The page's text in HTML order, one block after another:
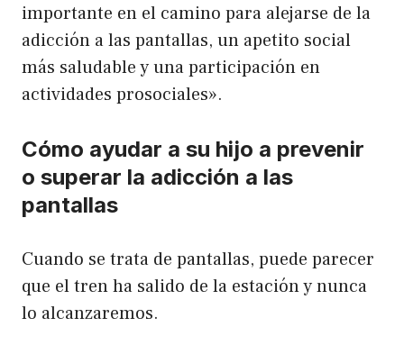
importante en el camino para alejarse de la
adicción a las pantallas, un apetito social
más saludable y una participación en
actividades prosociales».
Cómo ayudar a su hijo a prevenir
o superar la adicción a las
pantallas
Cuando se trata de pantallas, puede parecer
que el tren ha salido de la estación y nunca
lo alcanzaremos. ​​